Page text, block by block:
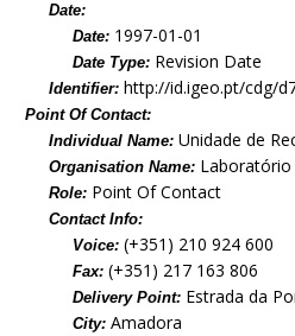
Date:
Date: 1997-01-01
Date Type: Revision Date
Identifier: http://id.igeo.pt/cdg/
Point Of Contact:
Individual Name:Unidade de
Organisation Name: Laboratório
Role: Point Of Contact
Contact Info:
Voice:(+351) 210 924 600
Fax:(+351) 217 163 806
Delivery Point: Estrada da
City:Amadora